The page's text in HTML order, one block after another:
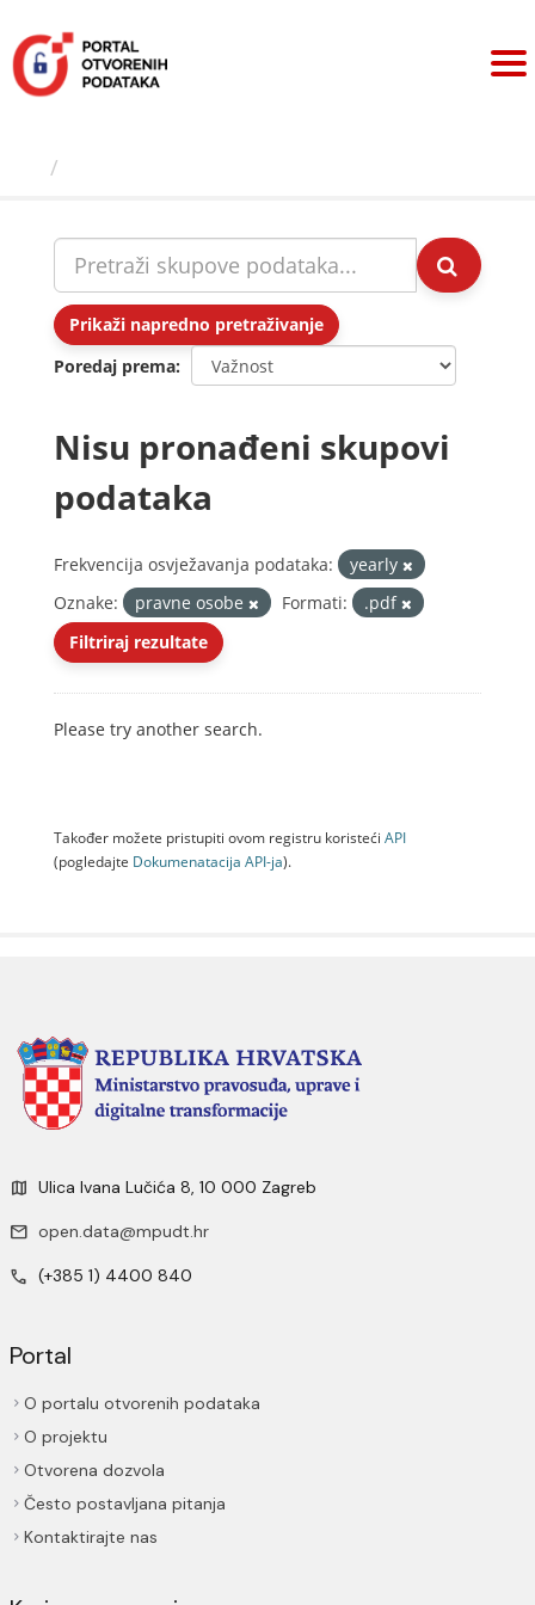
sadržaj
Prikaži napredno pretraživanje
Poredaj prema
Nisu pronađeni skupovi
podataka
Frekvencija osvježavanja podataka:
yearly
Oznake:
pravne osobe Formati:
.pdf
Filtriraj rezultate
Please try another search.
Također možete pristupiti ovom registru koristeći API
(pogledajte Dokumenаtаcijа API-jа).